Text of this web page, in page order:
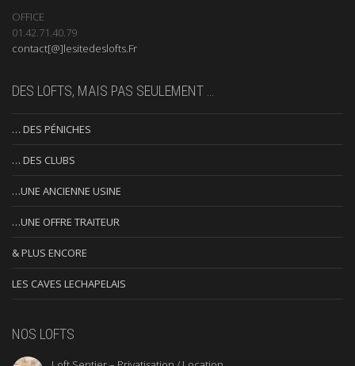
OFFICE
01.42.71.40.79
contact[@]lesitedeslofts.Fr
DES LOFTS, MAIS PAS SEULEMENT …
… DES PÉNICHES
… DES CLUBS
…UNE ANCIENNE USINE
…UNE OFFRE TRAITEUR
& PLUS ENCORE
LES CAVES LECHAPELAIS
NOS LOFTS